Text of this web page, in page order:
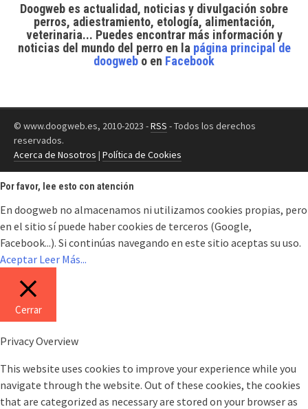
Doogweb es actualidad, noticias y divulgación sobre
perros, adiestramiento, etología, alimentación,
veterinaria... Puedes encontrar más información y
noticias del mundo del perroen la página principal de
doogweb o en Facebook
© www.doogweb.es, 2010-2023 -RSS - Todos los derechos
reservados.
Acerca de Nosotros | Política de Cookies
Por favor, lee esto con atención
En doogweb no almacenamos ni utilizamos cookies propias, pero
en el sitio sí puede haber cookies de terceros (Google,
Facebook...). Si continúas navegando en este sitio aceptas su uso.
Aceptar Leer Más...
Cerrar
Privacy Overview
This website uses cookies to improve your experience while you
navigate through the website. Out of these cookies, the cookies
that are categorized as necessary are stored on your browser as